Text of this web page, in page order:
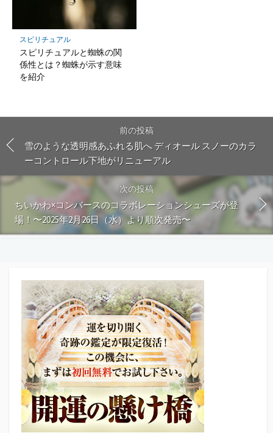
スピリチュアル
スピリチュアルと蜘蛛の関
係性とは？蜘蛛が示す意味
を紹介
前の投稿
雪のような透明感あふれる肌へ ディオール スノーのカラ
ーコントロール下地がリニューアル
次の投稿
ちいかわ×コンバースのコラボレーションシューズが登
場！〜2025年2月26日（水）より順次発売〜